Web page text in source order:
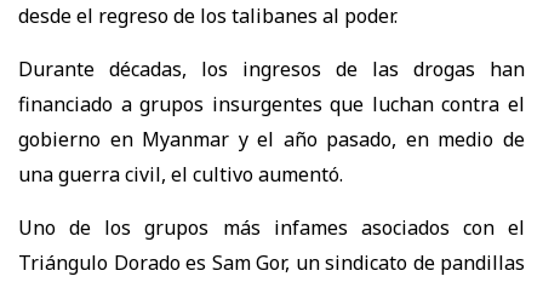
desde el regreso de los talibanes al poder.
Durante décadas,
los ingresos de las drogas han
financiado a grupos insurgentes que luchan contra el
gobierno en Myanmar y el año pasado, en medio de
una guerra civil, el cultivo aumentó.
Uno de los grupos más infames asociados con el
Triángulo Dorado es Sam Gor, un sindicato de pandillas